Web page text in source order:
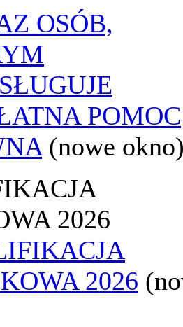
OSÓB,
POMOC
(nowe
2026
2026